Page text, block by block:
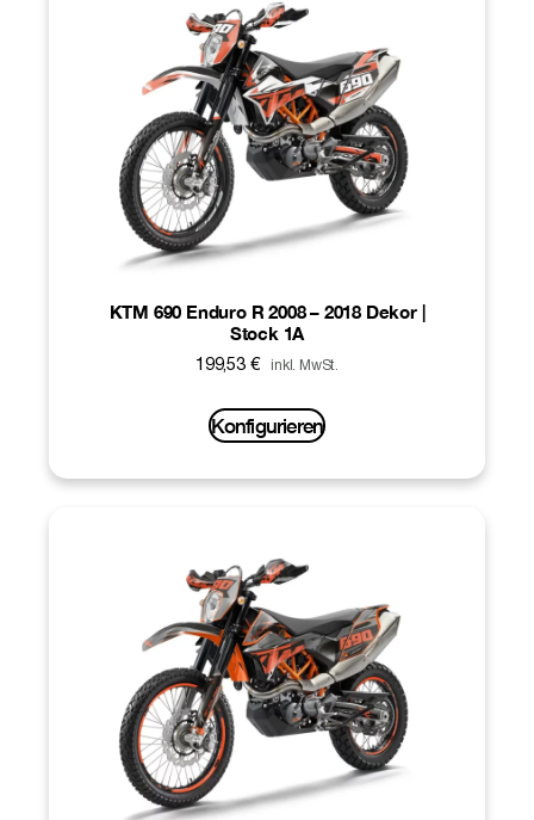
KTM 690 Enduro R 2008 – 2018 Dekor |
Stock 1A
199,53 € inkl. MwSt.
Konfigurieren